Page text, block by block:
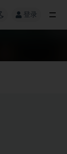
登录